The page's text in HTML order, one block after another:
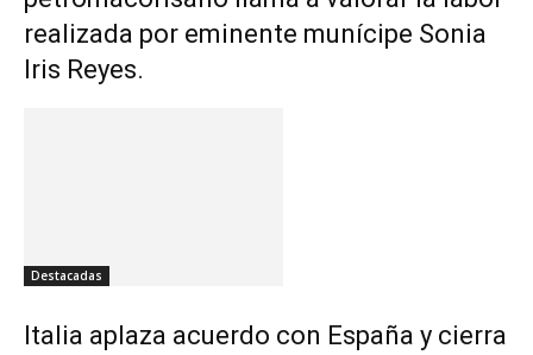
realizada por eminente munícipe Sonia
Iris Reyes.
Destacadas
Italia aplaza acuerdo con España y cierra